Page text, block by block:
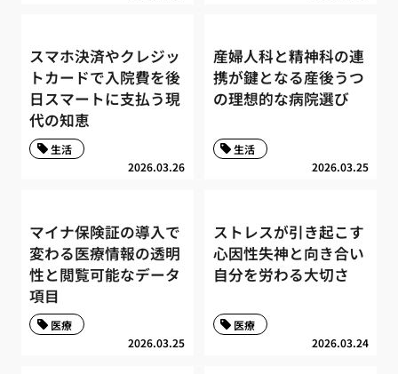
スマホ決済やクレジッ
トカードで入院費を後
日スマートに支払う現
代の知恵
2026.03.26
生活
産婦人科と精神科の連
携が鍵となる産後うつ
の理想的な病院選び
2026.03.25
生活
マイナ保険証の導入で
変わる医療情報の透明
性と閲覧可能なデータ
項目
2026.03.25
医療
ストレスが引き起こす
心因性失神と向き合い
自分を労わる大切さ
2026.03.24
医療